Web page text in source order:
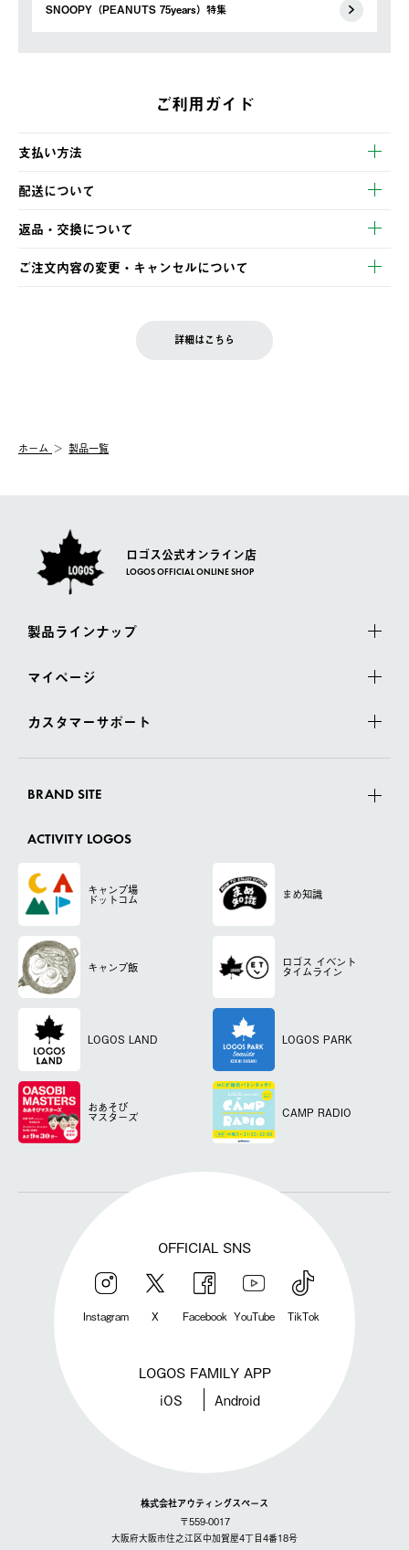
SNOOPY（PEANUTS 75years）特集
ご利用ガイド
支払い方法
以下のいずれかの方法でお支払いいただけます。
・クレジットカード決済
・コンビニ決済
・Pay-easy決済
配送について
【発送スケジュール】
ご注文・ご入金完了より2営業日以内に商品を発送いたします。
土日祝の発送はございませんので、木曜日以降のご注文は週明け
の発送となる場合がございます。
【配送業者】
佐川急便にて配送されます。
返品・交換について
※お客様都合の場合
お客様都合の返品にかかる送料は、お客様ご負担とさせていただ
一度お手元の商品を返品いただき、ご希望商品を再注文してくだ
ご注文内容の変更・キャンセルについて
LOGOS FAMILY会員の方は、会員マイページ内 購入履歴画面に
詳細はこちら
ホーム 製品一覧
ロゴス公式オンライン店
LOGOS OFFICIAL ONLINE SHOP
製品ラインナップ
マイページ
カスタマーサポート
BRAND SITE
ACTIVITY LOGOS
キャンプ場
ドットコム まめ知識
キャンプ飯 ロゴス イベント
タイムライン
LOGOS LAND LOGOS PARK
おあそび
マスターズ CAMP RADIO
OFFICIAL SNS
Instagram X Facebook YouTube TikTok
LOGOS FAMILY APP
iOS Android
株式会社アウティングスペース
〒559-0017
大阪府大阪市住之江区中加賀屋4丁目4番18号